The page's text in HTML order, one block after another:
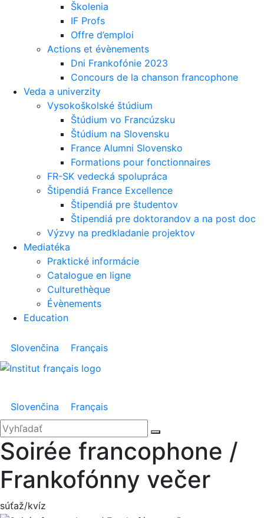
Školenia
IF Profs
Offre d’emploi
Actions et évènements
Dni Frankofónie 2023
Concours de la chanson francophone
Veda a univerzity
Vysokoškolské štúdium
Štúdium vo Francúzsku
Štúdium na Slovensku
France Alumni Slovensko
Formations pour fonctionnaires
FR-SK vedecká spolupráca
Štipendiá France Excellence
Štipendiá pre študentov
Štipendiá pre doktorandov a na post doc
Výzvy na predkladanie projektov
Mediatéka
Praktické informácie
Catalogue en ligne
Culturethèque
Évènements
Education
Slovenčina Français
Slovenčina
Français
'.__('Search').'
Zatvoriť
Hľadať:
Soirée francophone /
Frankofónny večer
súťaž/kvíz